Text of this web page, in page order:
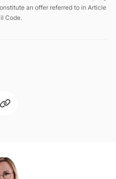
an offer referred to in Article
Code.